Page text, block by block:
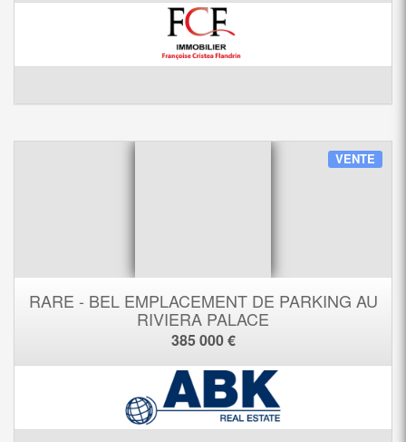
VENTE
RARE - BEL EMPLACEMENT DE PARKING AU
RIVIERA PALACE
385 000 €